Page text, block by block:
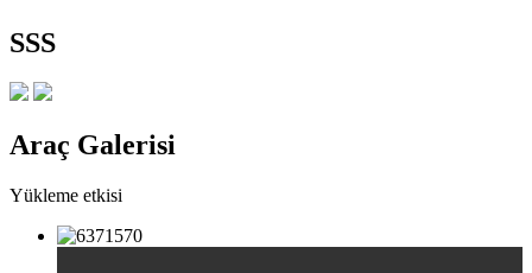
SSS
Araç Galerisi
Yükleme etkisi